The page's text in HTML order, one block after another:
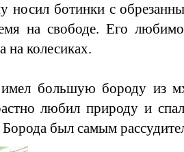
носил ботинки с
на свободе. Его
на колесиках.
большую бороду из
любил природу и
был самым